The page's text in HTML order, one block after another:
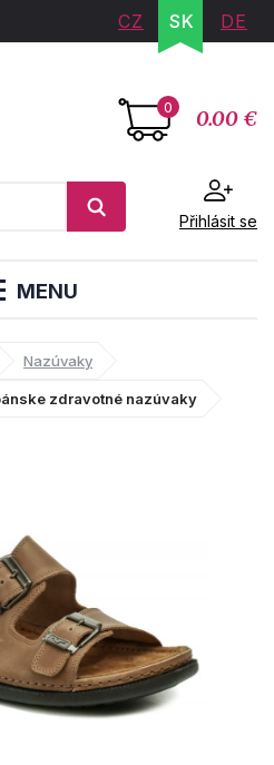
CZ SK DE
0 0.00 €
Přihlásit se
MENU
Nazúvaky
zdravotné nazúvaky